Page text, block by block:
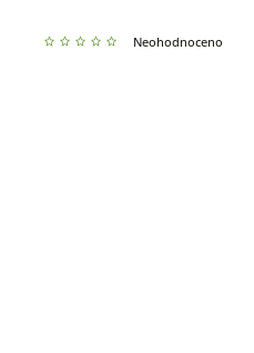
Neohodnoceno